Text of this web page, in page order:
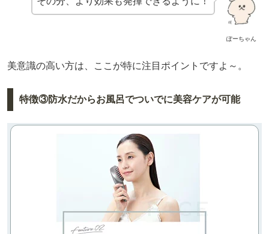
ぽーちゃん
美意識の高い方は、ここが特に注目ポイントですよ～。
特徴③防水だからお風呂でついでに美容ケアが可能